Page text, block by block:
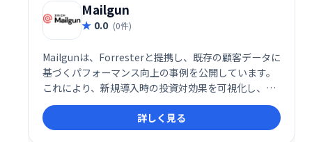
Mailgun
0.0 (0件)
Mailgunは、Forresterと提携し、既存の顧客データに
基づくパフォーマンス向上の事例を公開しています。
これにより、新規導入時の投資対効果を可視化し、信
頼性を高めています。
詳しく見る